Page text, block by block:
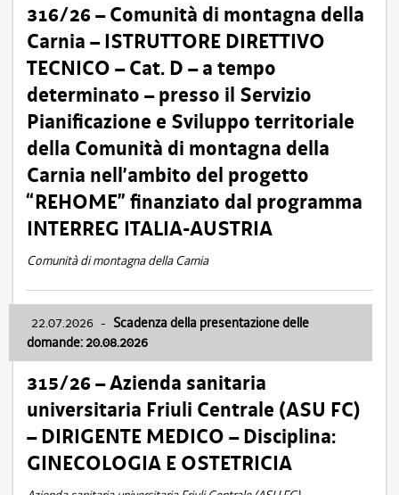
316/26 – Comunità di montagna della
Carnia – ISTRUTTORE DIRETTIVO
TECNICO – Cat. D – a tempo
determinato – presso il Servizio
Pianificazione e Sviluppo territoriale
della Comunità di montagna della
Carnia nell’ambito del progetto
“REHOME” finanziato dal programma
INTERREG ITALIA-AUSTRIA
Comunità di montagna della Carnia
22.07.2026 - Scadenza della presentazione delle
domande: 20.08.2026
315/26 – Azienda sanitaria
universitaria Friuli Centrale (ASU FC)
– DIRIGENTE MEDICO – Disciplina:
GINECOLOGIA E OSTETRICIA